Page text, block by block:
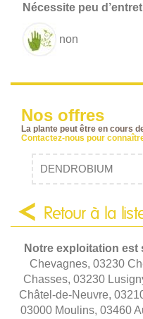
non
Nos offres
La plante peut être en cours
Contactez-nous pour
DENDROBIUM
Retour à la
Notre exploitation est
Chevagnes, 03230
Chasses, 03230
Châtel-de-Neuvre,
03000 Moulins, 03460